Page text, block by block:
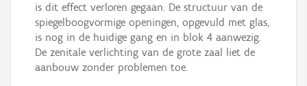
is dit effect verloren gegaan. De structuur van de
spiegelboogvormige openingen, opgevuld met glas,
is nog in de huidige gang en in blok 4 aanwezig.
De zenitale verlichting van de grote zaal liet de
aanbouw zonder problemen toe.